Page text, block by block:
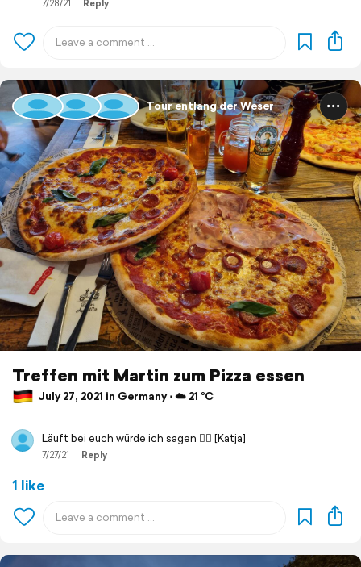
7/28/21 Reply
Tour entlang der Weser
Treffen mit Martin zum Pizza essen
July 27, 2021 in Germany ⋅ ☁️ 21 °C
Läuft bei euch würde ich sagen 👍🏻 [Katja]
7/27/21 Reply
1 like